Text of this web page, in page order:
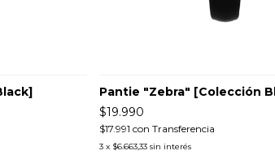
Pantie "Zebra" [Colección
$19.990
$17.991 con Transferencia
3 x $6.663,33 sin interés